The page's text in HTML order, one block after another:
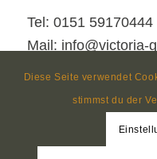
Tel: 0151 59170444
Mail: info@victoria-
Diese Seite verwendet
stimmst du der